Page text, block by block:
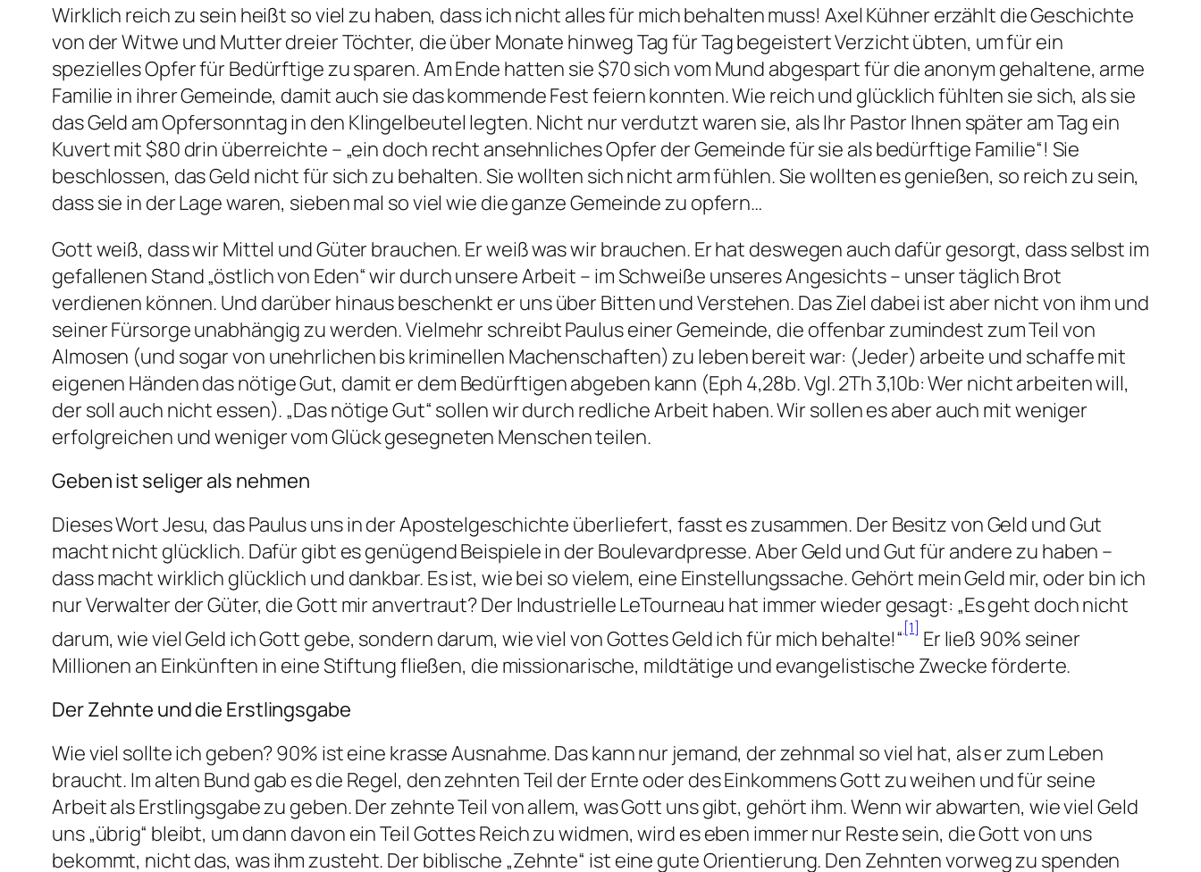
Wirklich reich zu sein heißt so viel zu haben, dass ich nicht alles für mich behalten muss! Axel Kühner erzählt die Geschichte
von der Witwe und Mutter dreier Töchter, die über Monate hinweg Tag für Tag begeistert Verzicht übten, um für ein
spezielles Opfer für Bedürftige zu sparen. Am Ende hatten sie $70 sich vom Mund abgespart für die anonym gehaltene, arme
Familie in ihrer Gemeinde, damit auch sie das kommende Fest feiern konnten. Wie reich und glücklich fühlten sie sich, als sie
das Geld am Opfersonntag in den Klingelbeutel legten. Nicht nur verdutzt waren sie, als Ihr Pastor Ihnen später am Tag ein
Kuvert mit $80 drin überreichte – „ein doch recht ansehnliches Opfer der Gemeinde für sie als bedürftige Familie“! Sie
beschlossen, das Geld nicht für sich zu behalten. Sie wollten sich nicht arm fühlen. Sie wollten es genießen, so reich zu sein,
dass sie in der Lage waren, sieben mal so viel wie die ganze Gemeinde zu opfern…
Gott weiß, dass wir Mittel und Güter brauchen. Er weiß was wir brauchen. Er hat deswegen auch dafür gesorgt, dass selbst im
gefallenen Stand „östlich von Eden“ wir durch unsere Arbeit – im Schweiße unseres Angesichts – unser täglich Brot
verdienen können. Und darüber hinaus beschenkt er uns über Bitten und Verstehen. Das Ziel dabei ist aber nicht von ihm und
seiner Fürsorge unabhängig zu werden. Vielmehr schreibt Paulus einer Gemeinde, die offenbar zumindest zum Teil von
Almosen (und sogar von unehrlichen bis kriminellen Machenschaften) zu leben bereit war: (Jeder) arbeite und schaffe mit
eigenen Händen das nötige Gut, damit er dem Bedürftigen abgeben kann (Eph 4,28b. Vgl. 2Th 3,10b:Wer nicht arbeiten will,
der soll auch nicht essen). „Das nötige Gut“ sollen wir durch redliche Arbeit haben. Wir sollen es aber auch mit weniger
erfolgreichen und weniger vom Glück gesegneten Menschen teilen.
Geben ist seliger als nehmen
Dieses Wort Jesu, das Paulus uns in der Apostelgeschichte überliefert, fasst es zusammen. Der Besitz von Geld und Gut
macht nicht glücklich. Dafür gibt es genügend Beispiele in der Boulevardpresse. Aber Geld und Gut für andere zu haben –
dass macht wirklich glücklich und dankbar. Es ist, wie bei so vielem, eine Einstellungssache. Gehört mein Geld mir, oder bin ich
nur Verwalter der Güter, die Gott mir anvertraut? Der Industrielle LeTourneau hat immer wieder gesagt: „Es geht doch nicht
darum, wie viel Geld ich Gott gebe, sondern darum, wie viel von Gottes Geld ich für mich behalte!“[1] Er ließ 90% seiner
Millionen an Einkünften in eine Stiftung fließen, die missionarische, mildtätige und evangelistische Zwecke förderte.
Der Zehnte und die Erstlingsgabe
Wie viel sollte ich geben? 90% ist eine krasse Ausnahme. Das kann nur jemand, der zehnmal so viel hat, als er zum Leben
braucht. Im alten Bund gab es die Regel, den zehnten Teil der Ernte oder des Einkommens Gott zu weihen und für seine
Arbeit als Erstlingsgabe zu geben. Der zehnte Teil von allem, was Gott uns gibt, gehört ihm. Wenn wir abwarten, wie viel Geld
uns „übrig“ bleibt, um dann davon ein Teil Gottes Reich zu widmen, wird es eben immer nur Reste sein, die Gott von uns
bekommt, nicht das, was ihm zusteht. Der biblische „Zehnte“ ist eine gute Orientierung. Den Zehnten vorweg zu spenden